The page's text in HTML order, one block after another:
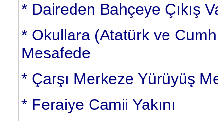
* Daireden Bahçeye Çıkış
* Okullara (Atatürk ve
Mesafede
* Çarşı Merkeze Yürüyüş
* Feraiye Camii Yakını